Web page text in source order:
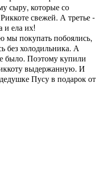
сыру, которые со
свежей. А третье -
ела их!
мы покупать побоялись,
без холодильника. А
было. Поэтому купили
выдержанную. И
Пусу в подарок от